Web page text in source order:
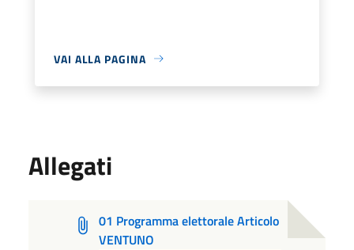
VAI ALLA PAGINA
Allegati
01 Programma elettorale Articolo
VENTUNO